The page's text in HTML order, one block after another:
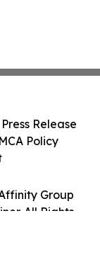
Group
All Rights
Release
Policy